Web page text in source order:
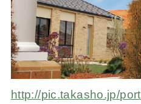
http://pic.takasho.jp/